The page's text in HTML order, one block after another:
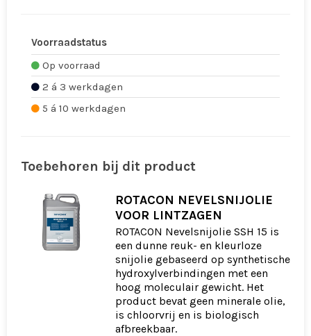
Voorraadstatus
Op voorraad
2 á 3 werkdagen
5 á 10 werkdagen
Toebehoren bij dit product
ROTACON NEVELSNIJOLIE
VOOR LINTZAGEN
ROTACON Nevelsnijolie SSH 15 is
een dunne reuk- en kleurloze
snijolie gebaseerd op synthetische
hydroxylverbindingen met een
hoog moleculair gewicht. Het
product bevat geen minerale olie,
is chloorvrij en is biologisch
afbreekbaar.